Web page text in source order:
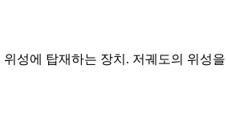
성에 탑재하는 장치. 저궤도의 위성